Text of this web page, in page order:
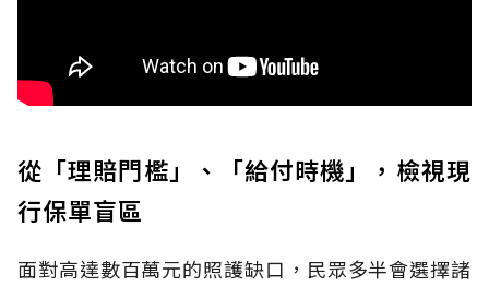
從「理賠門檻」、「給付時機」，檢視現
行保單盲區
面對高達數百萬元的照護缺口，民眾多半會選擇諸